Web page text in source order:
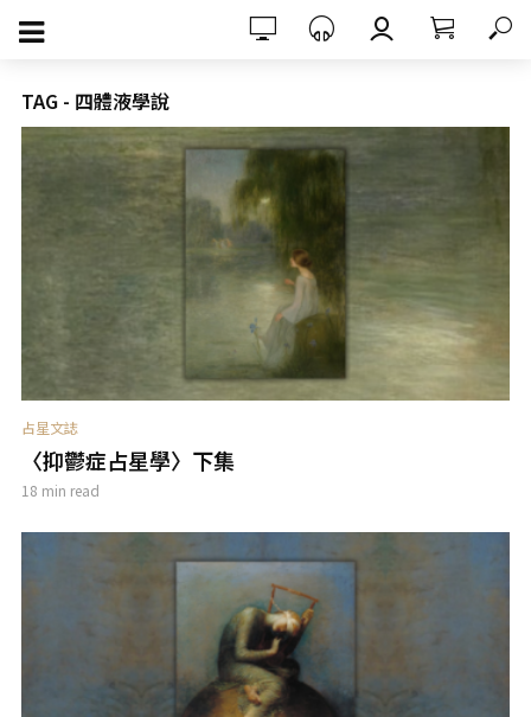
TAG - 四體液學說
占星文誌
〈抑鬱症占星學〉下集
18 min read